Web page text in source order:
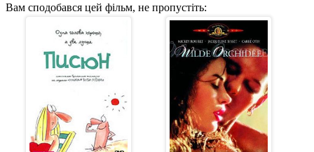
Вам сподобався цей фільм, не пропустіть: